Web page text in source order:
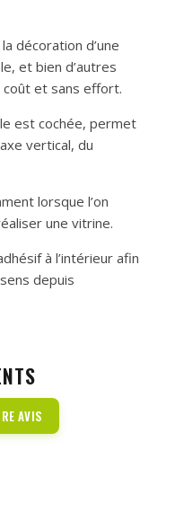
décoration d’une
et bien d’autres
et sans effort.
est cochée, permet
vertical, du
lorsque l’on
une vitrine.
à l’intérieur afin
depuis
AVIS